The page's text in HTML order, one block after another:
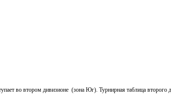
во втором дивизионе (зона Юг). Турнирная таблица второго